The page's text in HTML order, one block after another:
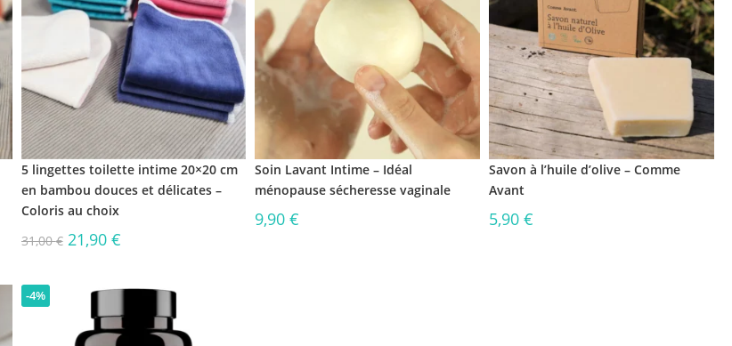
5 lingettes toilette intime 20×20 cm
en bambou douces et délicates –
Coloris au choix
31,00€ 21,90 €
Soin Lavant Intime – Idéal
ménopause sécheresse vaginale
9,90€
Savon à l’huile d’olive – Comme
Avant
5,90€
-4%